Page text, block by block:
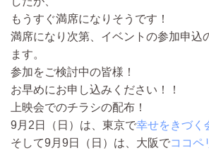
もうすぐ満席になりそうです！
満席になり次第、イベントの参加申込
ます。
参加をご検討中の皆様！
お早めにお申し込みください！！
上映会でのチラシの配布！
9月2日（日）は、東京で幸せをきづく
そして9月9日（日）は、大阪でココペ